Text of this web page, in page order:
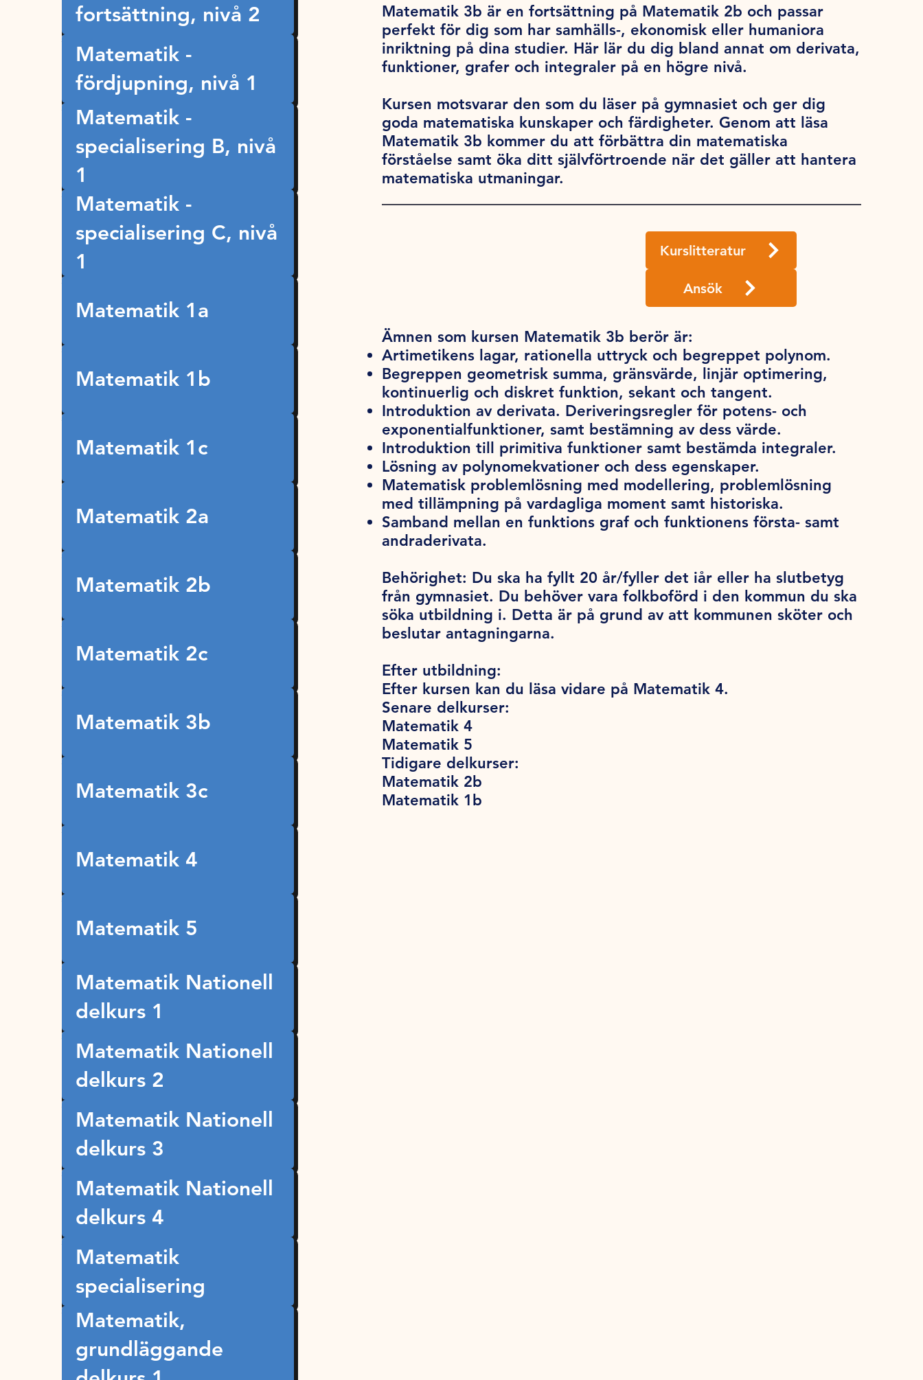
fortsättning, nivå 2
Matematik -
fördjupning, nivå 1
Matematik -
specialisering B, nivå
1
Matematik -
specialisering C, nivå
1
Matematik 1a
Matematik 1b
Matematik 1c
Matematik 2a
Matematik 2b
Matematik 2c
Matematik 3b
Matematik 3c
Matematik 4
Matematik 5
Matematik Nationell
delkurs 1
Matematik Nationell
delkurs 2
Matematik Nationell
delkurs 3
Matematik Nationell
delkurs 4
Matematik
specialisering
Matematik,
grundläggande
Matematik 3b är en fortsättning på Matematik 2b och passar
perfekt för dig som har samhälls-, ekonomisk eller humaniora
inriktning på dina studier. Här lär du dig bland annat om derivata,
funktioner, grafer och integraler på en högre nivå.
Kursen motsvarar den som du läser på gymnasiet och ger dig
goda matematiska kunskaper och färdigheter. Genom att läsa
Matematik 3b kommer du att förbättra din matematiska
förståelse samt öka ditt självförtroende när det gäller att hantera
matematiska utmaningar.
Kurslitteratur
Ansök
Ämnen som kursen Matematik 3b berör är:
Artimetikens lagar, rationella uttryck och begreppet polynom.
Begreppen geometrisk summa, gränsvärde, linjär optimering,
kontinuerlig och diskret funktion, sekant och tangent.
Introduktion av derivata. Deriveringsregler för potens- och
exponentialfunktioner, samt bestämning av dess värde.
Introduktion till primitiva funktioner samt bestämda integraler.
Lösning av polynomekvationer och dess egenskaper.
Matematisk problemlösning med modellering, problemlösning
med tillämpning på vardagliga moment samt historiska.
Samband mellan en funktions graf och funktionens första- samt
andraderivata.
Behörighet: Du ska ha fyllt 20 år/fyller det iår eller ha slutbetyg
från gymnasiet. Du behöver vara folkboförd i den kommun du ska
söka utbildning i. Detta är på grund av att kommunen sköter och
beslutar antagningarna.
Efter utbildning:
Efter kursen kan du läsa vidare på Matematik 4.
Senare delkurser:
Matematik 4
Matematik 5
Tidigare delkurser:
Matematik 2b
Matematik 1b